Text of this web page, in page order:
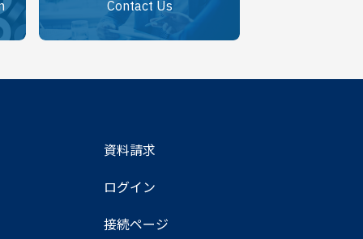
Contact Us
資料請求
ログイン
接続ページ